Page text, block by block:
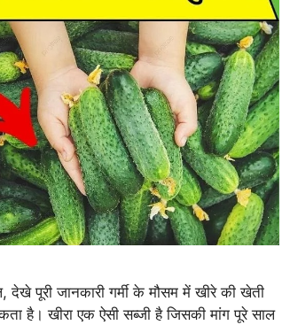
पूरी जानकारी गर्मी के मौसम में खीरे की खेती
है। खीरा एक ऐसी सब्जी है जिसकी मांग पूरे साल